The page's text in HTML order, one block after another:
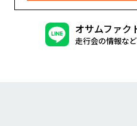
オサムファク
走行会の情報な